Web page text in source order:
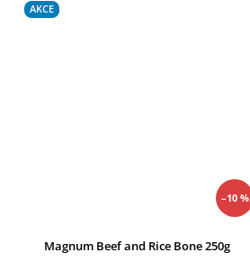
AKCE
–10 %
Magnum Beef and Rice Bone 250g